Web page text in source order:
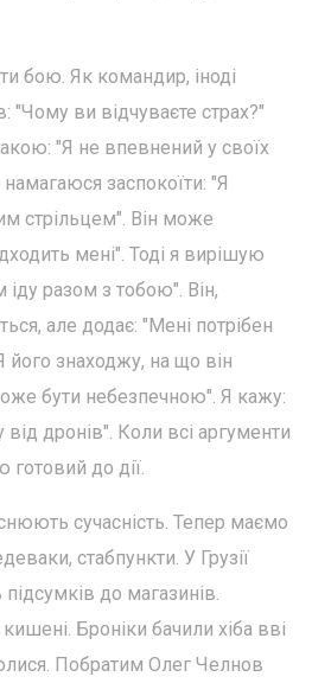
бою. Як командир, іноді
"Чому ви відчуваєте страх?"
"Я не впевнений у своїх
заспокоїти: "Я
стрільцем". Він може
мені". Тоді я вирішую
іду разом з тобою". Він,
але додає: "Мені потрібен
його знаходжу, на що він
бути небезпечною". Я кажу:
дронів". Коли всі аргументи
готовий до дії.
сучасність. Тепер маємо
стабпункти. У Грузії
до магазинів.
Броніки бачили хіба вві
Побратим Олег Челнов